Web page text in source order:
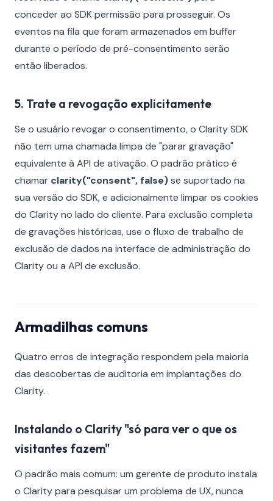
conceder ao SDK permissão para prosseguir. Os
eventos na fila que foram armazenados em buffer
durante o período de pré-consentimento serão
então liberados.
5. Trate a revogação explicitamente
Se o usuário revogar o consentimento, o Clarity SDK
não tem uma chamada limpa de "parar gravação"
equivalente à API de ativação. O padrão prático é
chamar clarity("consent", false)se suportado na
sua versão do SDK, e adicionalmente limpar os cookies
do Clarity no lado do cliente. Para exclusão completa
de gravações históricas, use o fluxo de trabalho de
exclusão de dados na interface de administração do
Clarity ou a API de exclusão.
Armadilhas comuns
Quatro erros de integração respondem pela maioria
das descobertas de auditoria em implantações do
Clarity.
Instalando o Clarity "só para ver o que os
visitantes fazem"
O padrão mais comum: um gerente de produto instala
o Clarity para pesquisar um problema de UX, nunca